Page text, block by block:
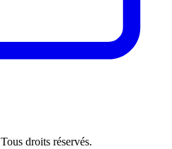
Tous droits réservés.